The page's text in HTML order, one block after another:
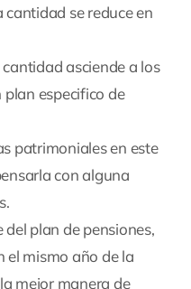
cantidad se reduce en
asciende a los
plan especifico de
patrimoniales en este
con alguna
plan de pensiones,
el mismo año de la
mejor manera de